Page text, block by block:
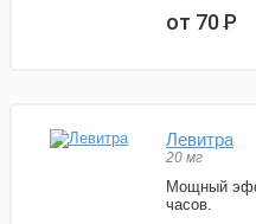
от 70Р
Левитра
20 мг
Мощный
часов.